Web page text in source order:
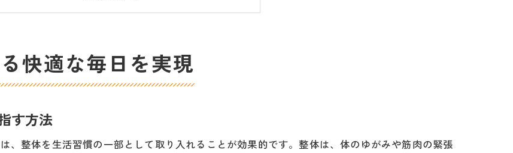
整体で慢性的な肩こりや腰痛にアプローチ
リフレッシュ習慣は整体から始めてみませんか
整体によるリフレッシュで心身の疲れを癒す
毎日を軽やかに過ごすための整体リフレッシュ術
快適な毎日を実現
す方法
、整体を生活習慣の一部として取り入れることが効果的です。整体は、体のゆがみや筋肉の緊張